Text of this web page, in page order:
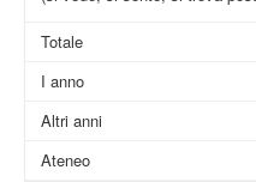
Totale
I anno
Altri anni
Ateneo